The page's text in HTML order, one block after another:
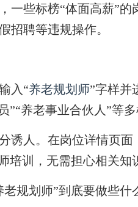
些标榜“体面高薪”的
招聘等违规操作。
入“养老规划师”字样并
”“养老事业合伙人”等
人。在岗位详情页面
培训，无需担心相关
规划师”到底要做些什